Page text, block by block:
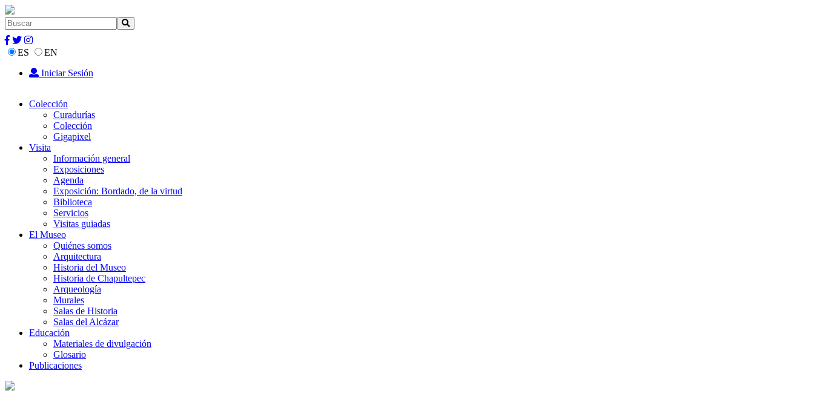
ES
EN
Iniciar Sesión
Colección
Curadurías
Colección
Gigapixel
Visita
Información general
Exposiciones
Agenda
Exposición: Bordado, de la virtud
Biblioteca
Servicios
Visitas guiadas
El Museo
Quiénes somos
Arquitectura
Historia del Museo
Historia de Chapultepec
Arqueología
Murales
Salas de Historia
Salas del Alcázar
Educación
Materiales de divulgación
Glosario
Publicaciones